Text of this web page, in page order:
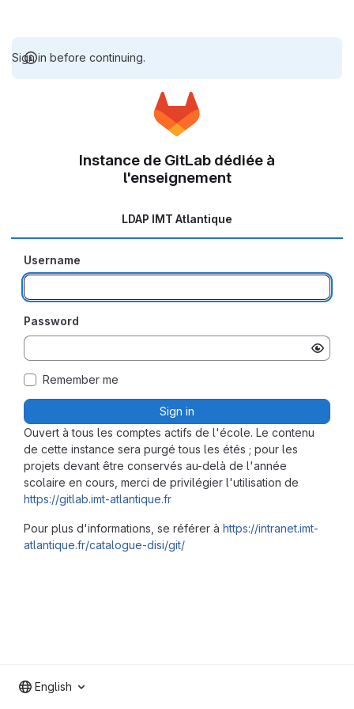
Sign in before continuing.
Ouvert à tous les comptes actifs de l'école. Le contenu
de cette instance sera purgé tous les étés ; pour les
projets devant être conservés au-delà de l'année
scolaire en cours, merci de privilégier l'utilisation de
https://gitlab.imt-atlantique.fr
Pour plus d'informations, se référer à https://intranet.imt-
atlantique.fr/catalogue-disi/git/
Instance de GitLab dédiée à
l'enseignement
LDAP IMT Atlantique
Username
Password
Remember me
Sign in
English